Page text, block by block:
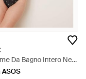
Da Bagno Intero Nero
Scintillanti - Nero
ASOS